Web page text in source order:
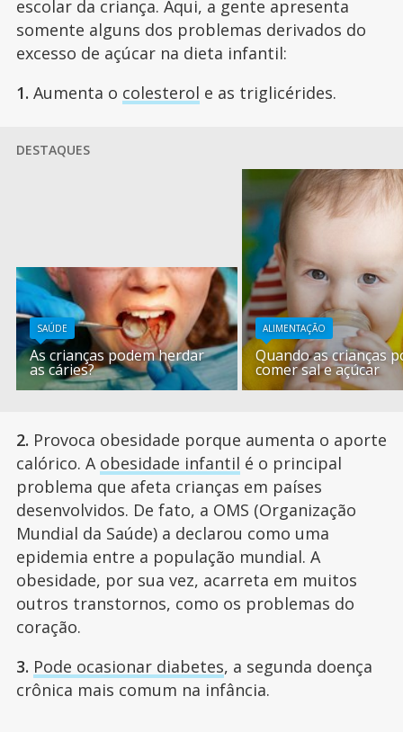
escolar da criança. Aqui, a gente apresenta
somente alguns dos problemas derivados do
excesso de açúcar na dieta infantil:
1. Aumenta o colesterol e as triglicérides.
DESTAQUES
SAÚDE
As crianças podem herdar
as cáries?
ALIMENTAÇÃO
Quando as crianças
comer sal e açúcar
2. Provoca obesidade porque aumenta o aporte
calórico. A obesidade infantil é o principal
problema que afeta crianças em países
desenvolvidos. De fato, a OMS (Organização
Mundial da Saúde) a declarou como uma
epidemia entre a população mundial. A
obesidade, por sua vez, acarreta em muitos
outros transtornos, como os problemas do
coração.
3. Pode ocasionar diabetes, a segunda doença
crônica mais comum na infância.